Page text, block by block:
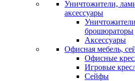
Уничтожители,
аксессуары
брошюраторы
Аксессуары
Офисная мебель,
Офисные
Игровые
Сейфы